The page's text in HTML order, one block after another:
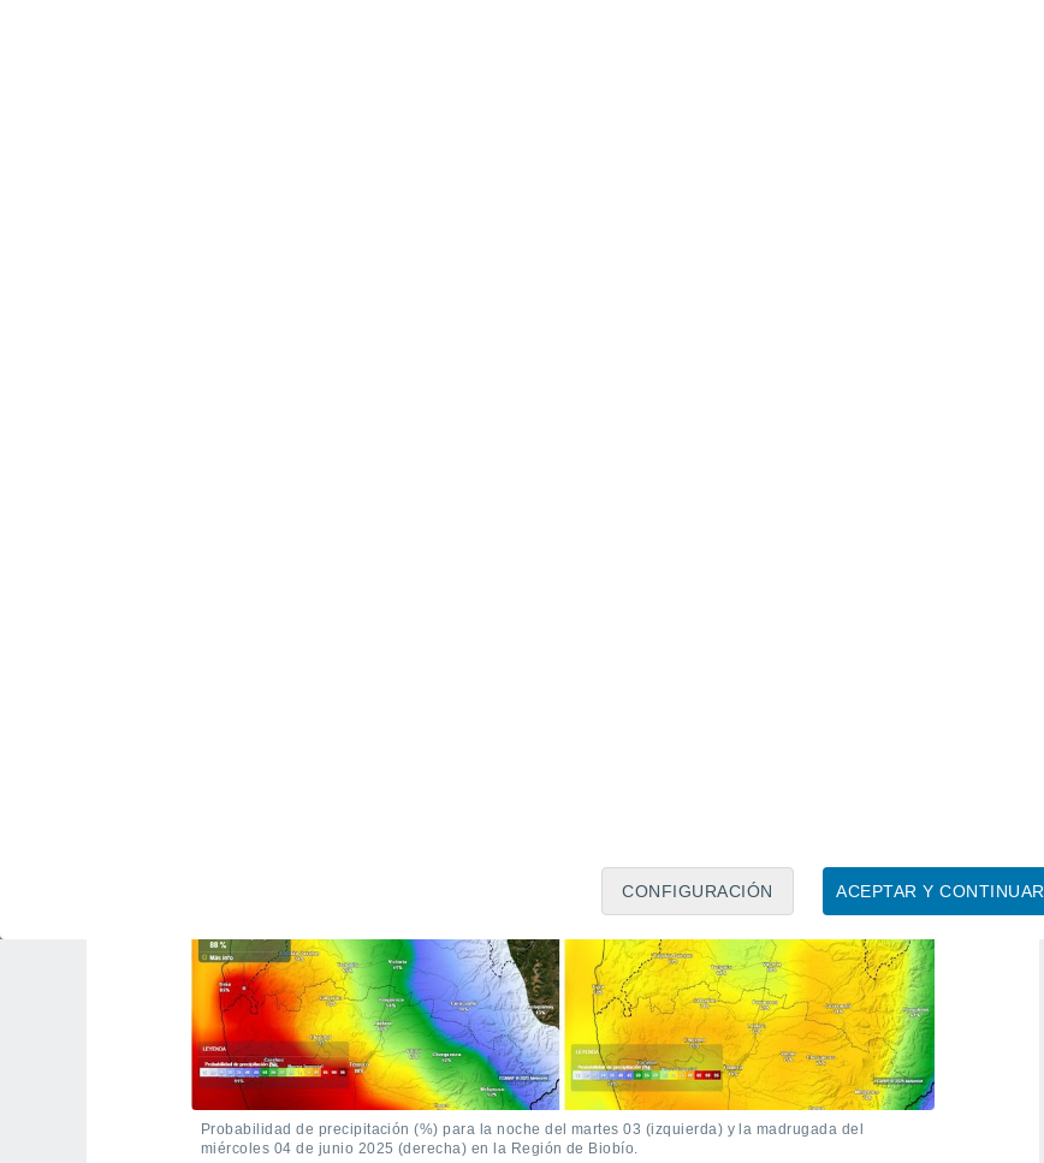
ACEPTAR Y CONTINUAR
CONFIGURACIÓN
Probabilidad de precipitación (%) para la noche del martes 03 (izquierda) y la madrugada del
miércoles 04 de junio 2025 (derecha) en la Región de Biobío.